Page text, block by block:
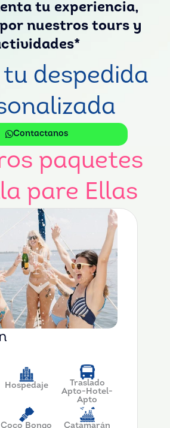
tu experiencia,
nuestros tours y
despedida
Contactanos
paquetes
pare Ellas
Hospedaje
Traslado
Apto-Hotel-
Apto
Coco Bongo Catamarán